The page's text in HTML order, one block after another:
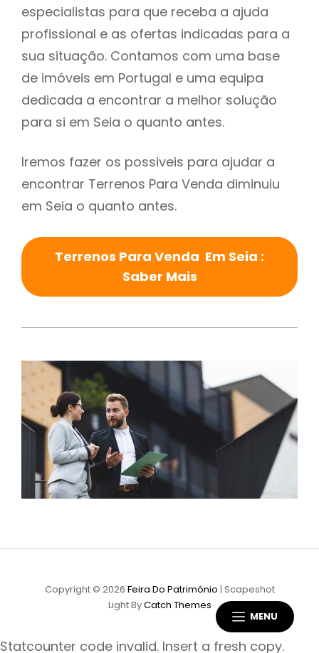
MENU
especialistas para que receba a ajuda
profissional e as ofertas indicadas para a
sua situação. Contamos com uma base
de imóveis em Portugal e uma equipa
dedicada a encontrar a melhor solução
para si em Seia o quanto antes.
Iremos fazer os possiveis para ajudar a
encontrar Terrenos Para Venda diminuiu
em Seia o quanto antes.
Terrenos Para Venda Em Seia :
Saber Mais
Copyright © 2026 Feira Do Património | Scapeshot
Light ByCatch Themes
Statcounter code invalid. Insert a fresh copy.